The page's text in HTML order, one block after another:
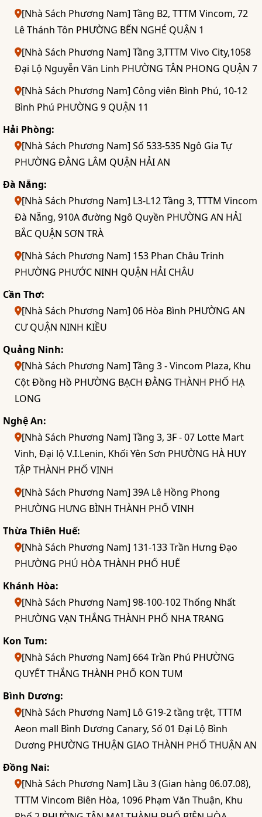
[Nhà Sách Phương Nam] Tầng B2, TTTM Vincom, 72
Lê Thánh Tôn PHƯỜNG BẾN NGHÉ QUẬN 1
[Nhà Sách Phương Nam] Tầng 3,TTTM Vivo City,1058
Đại Lộ Nguyễn Văn Linh PHƯỜNG TÂN PHONG QUẬN 7
[Nhà Sách Phương Nam] Công viên Bình Phú, 10-12
Bình Phú PHƯỜNG 9 QUẬN 11
Hải Phòng:
[Nhà Sách Phương Nam] Số 533-535 Ngô Gia Tự
PHƯỜNG ĐẰNG LÂM QUẬN HẢI AN
Đà Nẵng:
[Nhà Sách Phương Nam] L3-L12 Tầng 3, TTTM Vincom
Đà Nẵng, 910A đường Ngô Quyền PHƯỜNG AN HẢI
BẮC QUẬN SƠN TRÀ
[Nhà Sách Phương Nam] 153 Phan Châu Trinh
PHƯỜNG PHƯỚC NINH QUẬN HẢI CHÂU
Cần Thơ:
[Nhà Sách Phương Nam] 06 Hòa Bình PHƯỜNG AN
CƯ QUẬN NINH KIỀU
Quảng Ninh:
[Nhà Sách Phương Nam] Tầng 3 - Vincom Plaza, Khu
Cột Đồng Hồ PHƯỜNG BẠCH ĐẰNG THÀNH PHỐ HẠ
LONG
Nghệ An:
[Nhà Sách Phương Nam] Tầng 3, 3F - 07 Lotte Mart
Vinh, Đại lộ V.I.Lenin, Khối Yên Sơn PHƯỜNG HÀ HUY
TẬP THÀNH PHỐ VINH
[Nhà Sách Phương Nam] 39A Lê Hồng Phong
PHƯỜNG HƯNG BÌNH THÀNH PHỐ VINH
Thừa Thiên Huế:
[Nhà Sách Phương Nam] 131-133 Trần Hưng Đạo
PHƯỜNG PHÚ HÒA THÀNH PHỐ HUẾ
Khánh Hòa:
[Nhà Sách Phương Nam] 98-100-102 Thống Nhất
PHƯỜNG VẠN THẮNG THÀNH PHỐ NHA TRANG
Kon Tum:
[Nhà Sách Phương Nam] 664 Trần Phú PHƯỜNG
QUYẾT THẮNG THÀNH PHỐ KON TUM
Bình Dương:
[Nhà Sách Phương Nam] Lô G19-2 tầng trệt, TTTM
Aeon mall Bình Dương Canary, Số 01 Đại Lộ Bình
Dương PHƯỜNG THUẬN GIAO THÀNH PHỐ THUẬN AN
Đồng Nai:
[Nhà Sách Phương Nam] Lầu 3 (Gian hàng 06.07.08),
TTTM Vincom Biên Hòa, 1096 Phạm Văn Thuận, Khu